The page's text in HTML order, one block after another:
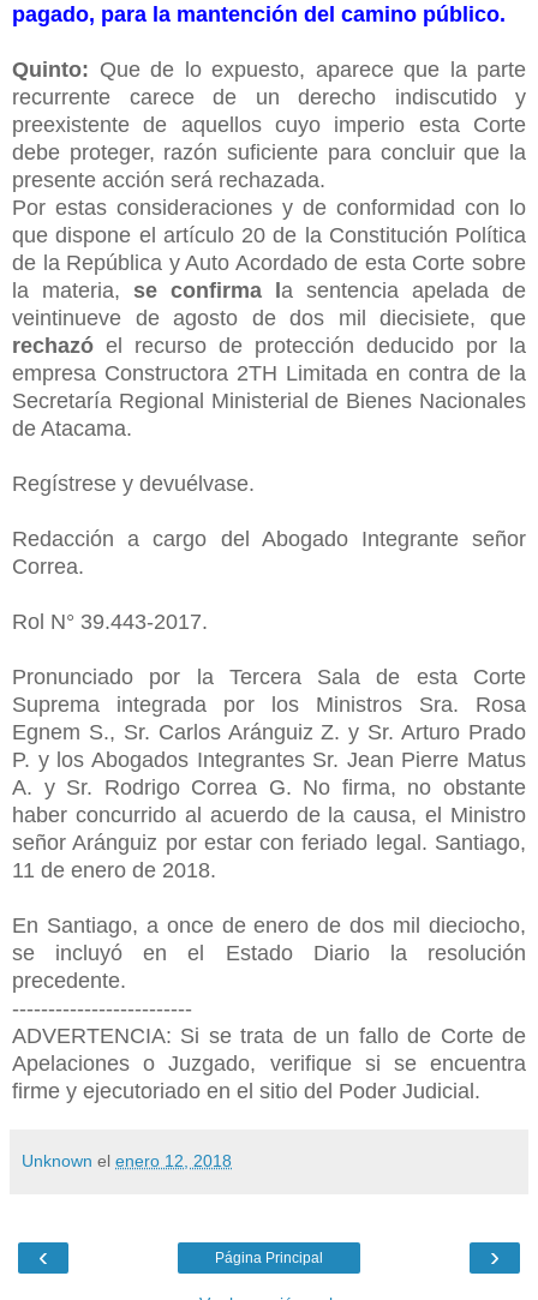
pagado, para la mantención del camino público.
Quinto: Que de lo expuesto, aparece que la parte
recurrente carece de un derecho indiscutido y
preexistente de aquellos cuyo imperio esta Corte
debe proteger, razón suficiente para concluir que la
presente acción será rechazada.
Por estas consideraciones y de conformidad con lo
que dispone el artículo 20 de la Constitución Política
de la República y Auto Acordado de esta Corte sobre
la materia, se confirma la sentencia apelada de
veintinueve de agosto de dos mil diecisiete, que
rechazó el recurso de protección deducido por la
empresa Constructora 2TH Limitada en contra de la
Secretaría Regional Ministerial de Bienes Nacionales
de Atacama.
Regístrese y devuélvase.
Redacción a cargo del Abogado Integrante señor
Correa.
Rol N° 39.443-2017.
Pronunciado por la Tercera Sala de esta Corte
Suprema integrada por los Ministros Sra. Rosa
Egnem S., Sr. Carlos Aránguiz Z. y Sr. Arturo Prado
P. y los Abogados Integrantes Sr. Jean Pierre Matus
A. y Sr. Rodrigo Correa G. No firma, no obstante
haber concurrido al acuerdo de la causa, el Ministro
señor Aránguiz por estar con feriado legal. Santiago,
11 de enero de 2018.
En Santiago, a once de enero de dos mil dieciocho,
se incluyó en el Estado Diario la resolución
precedente.
-------------------------
ADVERTENCIA: Si se trata de un fallo de Corte de
Apelaciones o Juzgado, verifique si se encuentra
firme y ejecutoriado en el sitio del Poder Judicial.
Unknown el enero 12, 2018
‹ ›
Página Principal